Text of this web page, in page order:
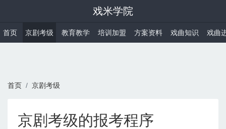
戏米学院
首页 京剧考级 教育教学 培训加盟 方案资料 戏曲知识 戏曲
首页 京剧考级
京剧考级的报考程序